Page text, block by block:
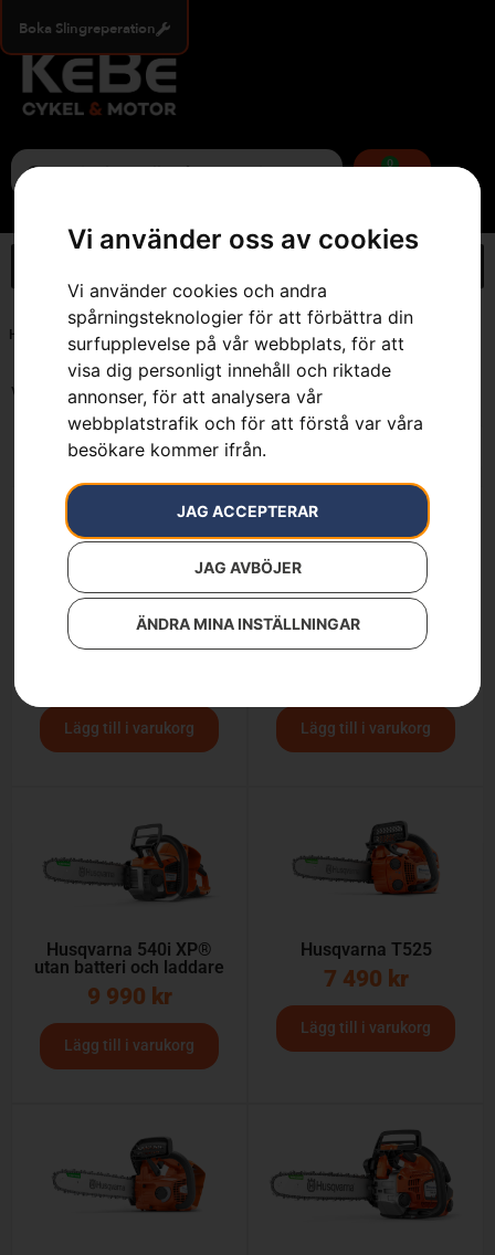
Vi använder oss av cookies
Vi använder cookies och andra
spårningsteknologier för att förbättra din
surfupplevelse på vår webbplats, för att
visa dig personligt innehåll och riktade
annonser, för att analysera vår
webbplatstrafik och för att förstå var våra
besökare kommer ifrån.
JAG ACCEPTERAR
JAG AVBÖJER
ÄNDRA MINA INSTÄLLNINGAR
Boka Slingreperation
0
Hem .325" mini
Visar 1–12 av 14 resultat
Husqvarna 435i
Lägg till i varukorg
Husqvarna 540i XP® G
Lägg till i varukorg
Husqvarna 540i XP®
utan batteri och laddare
9 990 kr
Lägg till i varukorg
Husqvarna T525
7 490 kr
Lägg till i varukorg